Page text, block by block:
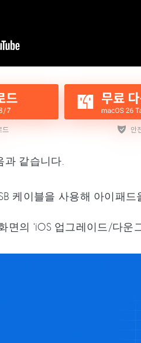
같습니다.
케이블을 사용해 아이패드
의 ‘iOS 업그레이드/다운